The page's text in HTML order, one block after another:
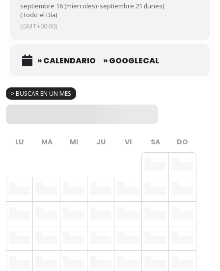
> BUSCAR EN UN MES
LU MA MI JU VI SA DO
septiembre 16 (miercoles)-septiembre 21 (lunes)
(Todo el Día)
(GMT+00:00)
» CALENDARIO » GOOGLECAL